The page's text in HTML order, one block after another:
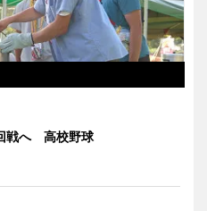
戦へ 高校野球